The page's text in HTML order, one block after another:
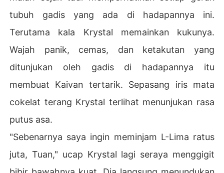
tubuh gadis yang ada di hadapannya ini.
Terutama kala Krystal memainkan kukunya.
Wajah panik, cemas, dan ketakutan yang
ditunjukan oleh gadis di hadapannya itu
membuat Kaivan tertarik. Sepasang iris mata
cokelat terang Krystal terlihat menunjukan rasa
putus asa.
"Sebenarnya saya ingin meminjam L-Lima ratus
juta, Tuan," ucap Krystal lagi seraya menggigit